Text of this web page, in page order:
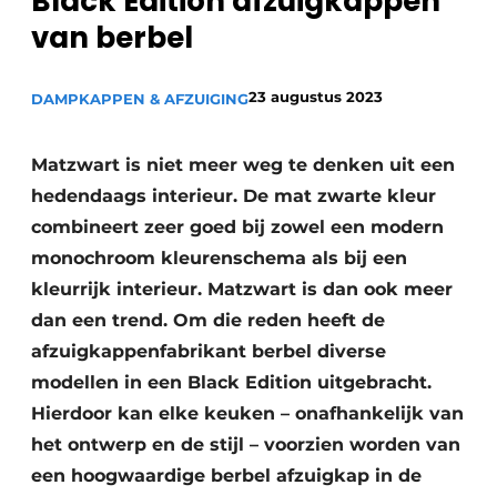
Privacy / Cookie statement
Vacature aanmelden
van berbel
DAMPKAPPEN & AFZUIGING23 augustus 2023
Matzwart is niet meer weg te denken uit een
hedendaags interieur. De mat zwarte kleur
combineert zeer goed bij zowel een modern
monochroom kleurenschema als bij een
kleurrijk interieur. Matzwart is dan ook meer
dan een trend. Om die reden heeft de
afzuigkappenfabrikant berbel diverse
modellen in een Black Edition uitgebracht.
Hierdoor kan elke keuken – onafhankelijk van
het ontwerp en de stijl – voorzien worden van
een hoogwaardige berbel afzuigkap in de